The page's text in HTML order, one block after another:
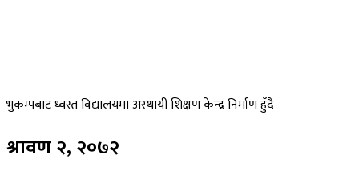
भुकम्पबाटध्वस्त विद्यालयमा अस्थायी शिक्षण केन्द्र निर्माण हुँदै
श्रावण२, २०७२